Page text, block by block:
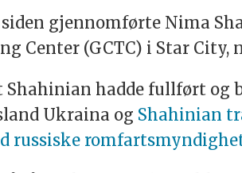
siden gjennomførte Nima
Center (GCTC) i Star
Shahinian hadde fullført og
Ukraina og Shahinian
russiske